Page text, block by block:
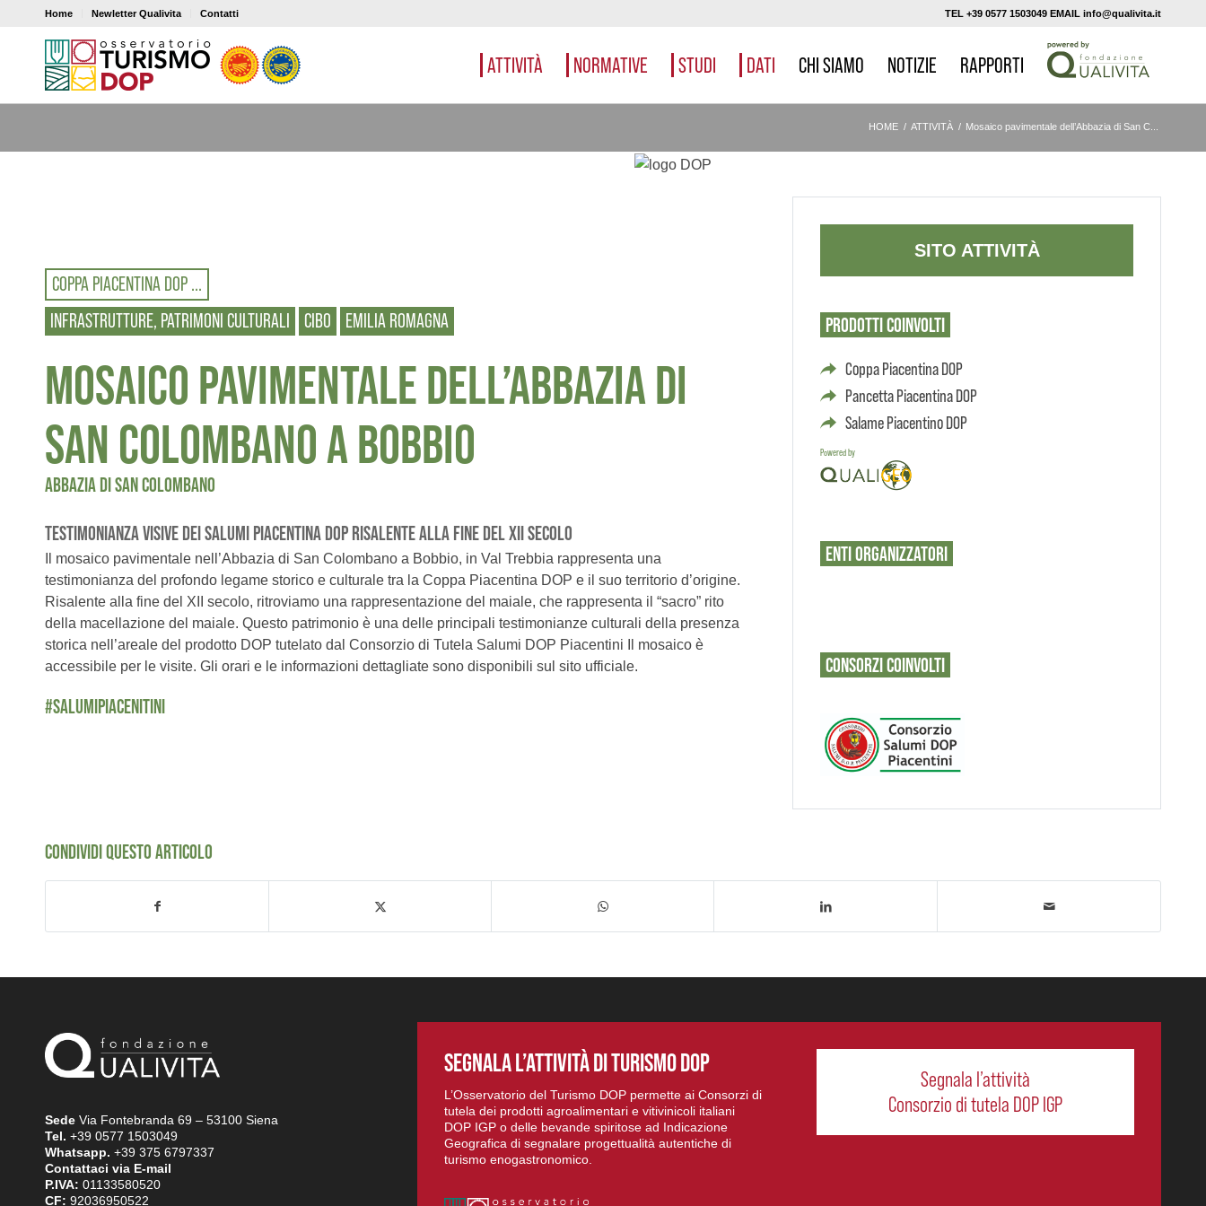
Home Newletter Qualivita Contatti TEL +39 0577 1503049 EMAIL info@qualivita.it
ATTIVITÀ NORMATIVE STUDI DATI CHI SIAMO NOTIZIE RAPPORTI
HOME / ATTIVITÀ / Mosaico pavimentale dell’Abbazia di San C...
COPPA PIACENTINA DOP ...
INFRASTRUTTURE, PATRIMONI CULTURALI
CIBO EMILIA ROMAGNA
MOSAICO PAVIMENTALE DELL’ABBAZIA DI
SAN COLOMBANO A BOBBIO
ABBAZIA DI SAN COLOMBANO
TESTIMONIANZA VISIVE DEI SALUMI PIACENTINA DOP RISALENTE ALLA FINE DEL XII SECOLO
Il mosaico pavimentale nell’Abbazia di San Colombano a Bobbio, in Val Trebbia rappresenta una
testimonianza del profondo legame storico e culturale tra la Coppa Piacentina DOP e il suo territorio d’origine.
Risalente alla fine del XII secolo, ritroviamo una rappresentazione del maiale, che rappresenta il “sacro” rito
della macellazione del maiale. Questo patrimonio è una delle principali testimonianze culturali della presenza
storica nell’areale del prodotto DOP tutelato dal Consorzio di Tutela Salumi DOP Piacentini Il mosaico è
accessibile per le visite. Gli orari e le informazioni dettagliate sono disponibili sul sito ufficiale.
#SALUMIPIACENITINI
SITO ATTIVITÀ
PRODOTTICOINVOLTI
Coppa Piacentina DOP
Pancetta Piacentina DOP
Salame Piacentino DOP
Powered by
ENTIORGANIZZATORI
CONSORZICOINVOLTI
CONDIVIDI QUESTO ARTICOLO
Sede Via Fontebranda 69 – 53100 Siena
Tel. +39 0577 1503049
Whatsapp. +39 375 6797337
Contattaci via E-mail
P.IVA: 01133580520
CF: 92036950522
SEGNALA L’ATTIVITÀ DI TURISMO DOP
L’Osservatorio del Turismo DOP permette ai Consorzi di
tutela dei prodotti agroalimentari e vitivinicoli italiani
DOP IGP o delle bevande spiritose ad Indicazione
Geografica di segnalare progettualità autentiche di
turismo enogastronomico.
Segnala l’attività
Consorzio di tutela DOP IGP